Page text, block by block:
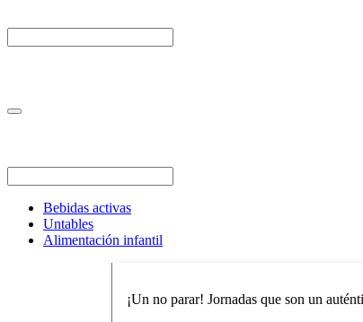
Bebidas activas
Untables
Alimentación infantil
¡Un no parar! Jornadas que son un